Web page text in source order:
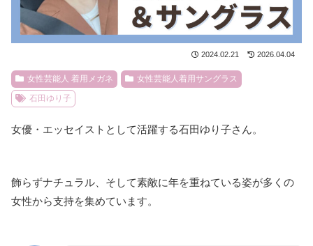
2024.02.21 2026.04.04
女性芸能人 着用メガネ
女性芸能人着用サングラス
石田ゆり子
女優・エッセイストとして活躍する石田ゆり子さん。
飾らずナチュラル、そして素敵に年を重ねている姿が多くの
女性から支持を集めています。